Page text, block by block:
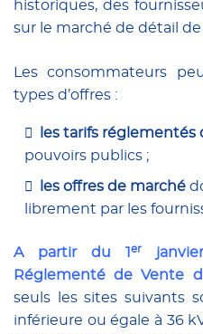
historiques, des
sur le marché de détail
Les consommateurs
types d’offres :
les tarifs réglementés
pouvoirs publics ;
les offres de marché
librement par les
A partir du 1 er
Réglementé de Vente
seuls les sites suivants
inférieure ou égale à 36